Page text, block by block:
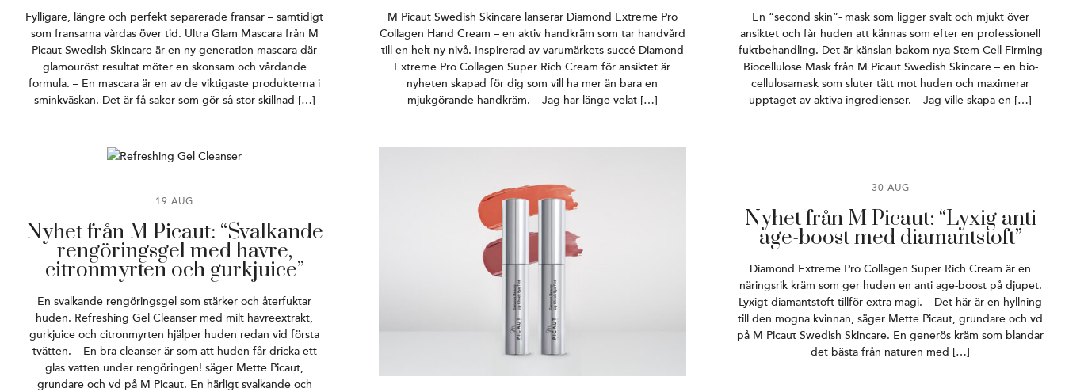
Fylligare, längre och perfekt separerade fransar – samtidigt
som fransarna vårdas över tid. Ultra Glam Mascara från M
Picaut Swedish Skincare är en ny generation mascara där
glamouröst resultat möter en skonsam och vårdande
formula. – En mascara är en av de viktigaste produkterna i
sminkväskan. Det är få saker som gör så stor skillnad […]
M Picaut Swedish Skincare lanserar Diamond Extreme Pro
Collagen Hand Cream – en aktiv handkräm som tar handvård
till en helt ny nivå. Inspirerad av varumärkets succé Diamond
Extreme Pro Collagen Super Rich Cream för ansiktet är
nyheten skapad för dig som vill ha mer än bara en
mjukgörande handkräm. – Jag har länge velat […]
En “second skin”- mask som ligger svalt och mjukt över
ansiktet och får huden att kännas som efter en professionell
fuktbehandling. Det är känslan bakom nya Stem Cell Firming
Biocellulose Mask från M Picaut Swedish Skincare – en bio-
cellulosamask som sluter tätt mot huden och maximerar
upptaget av aktiva ingredienser. – Jag ville skapa en […]
19 AUG
Nyhet från M Picaut: “Svalkande
rengöringsgel med havre,
citronmyrten och gurkjuice”
En svalkande rengöringsgel som stärker och återfuktar
huden. Refreshing Gel Cleanser med milt havreextrakt,
gurkjuice och citronmyrten hjälper huden redan vid första
tvätten. – En bra cleanser är som att huden får dricka ett
glas vatten under rengöringen! säger Mette Picaut,
grundare och vd på M Picaut. En härligt svalkande och
30 AUG
Nyhet från M Picaut: “Lyxig anti
age-boost med diamantstoft”
Diamond Extreme Pro Collagen Super Rich Cream är en
näringsrik kräm som ger huden en anti age-boost på djupet.
Lyxigt diamantstoft tillför extra magi. – Det här är en hyllning
till den mogna kvinnan, säger Mette Picaut, grundare och vd
på M Picaut Swedish Skincare. En generös kräm som blandar
det bästa från naturen med […]